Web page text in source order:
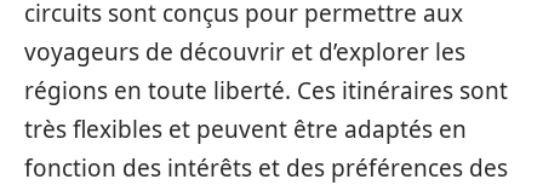
circuits sont conçus pour permettre aux
voyageurs de découvrir et d’explorer les
régions en toute liberté. Ces itinéraires sont
très flexibles et peuvent être adaptés en
fonction des intérêts et des préférences des